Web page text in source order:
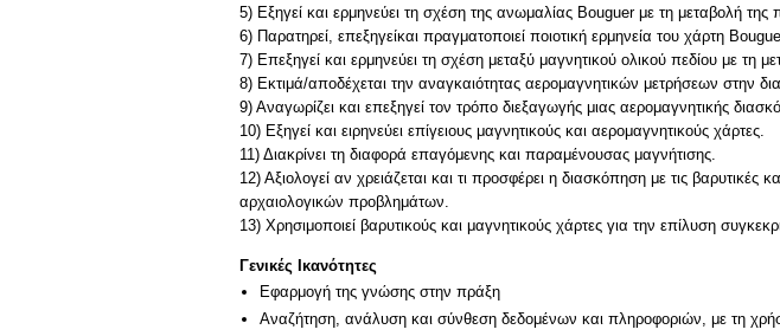
5) Εξηγεί και ερμηνεύει τη σχέση της ανωμαλίας Bouguer με τη μεταβολή
6) Παρατηρεί, επεξηγείκαι πραγματοποιεί ποιοτική ερμηνεία του χάρτη
7) Επεξηγεί και ερμηνεύει τη σχέση μεταξύ μαγνητικού ολικού πεδίου με τη
8) Εκτιμά/αποδέχεται την αναγκαιότητας αερομαγνητικών μετρήσεων στην
9) Αναγωρίζει και επεξηγεί τον τρόπο διεξαγωγής μιας αερομαγνητικής
10) Εξηγεί και ειρηνεύει επίγειους μαγνητικούς και αερομαγνητικούς χάρτες.
11) Διακρίνει τη διαφορά επαγόμενης και παραμένουσας μαγνήτισης.
12) Αξιολογεί αν χρειάζεται και τι προσφέρει η διασκόπηση με τις
αρχαιολογικών προβλημάτων.
13) Χρησιμοποιεί βαρυτικούς και μαγνητικούς χάρτες για την επίλυση
Γενικές Ικανότητες
Εφαρμογή της γνώσης στην πράξη
Αναζήτηση, ανάλυση και σύνθεση δεδομένων και πληροφοριών, με τη